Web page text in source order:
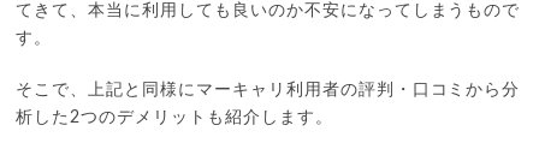
てきて、本当に利用しても良いのか不安になってしまうもので
す。
そこで、上記と同様にマーキャリ利用者の評判・口コミから分
析した2つのデメリットも紹介します。